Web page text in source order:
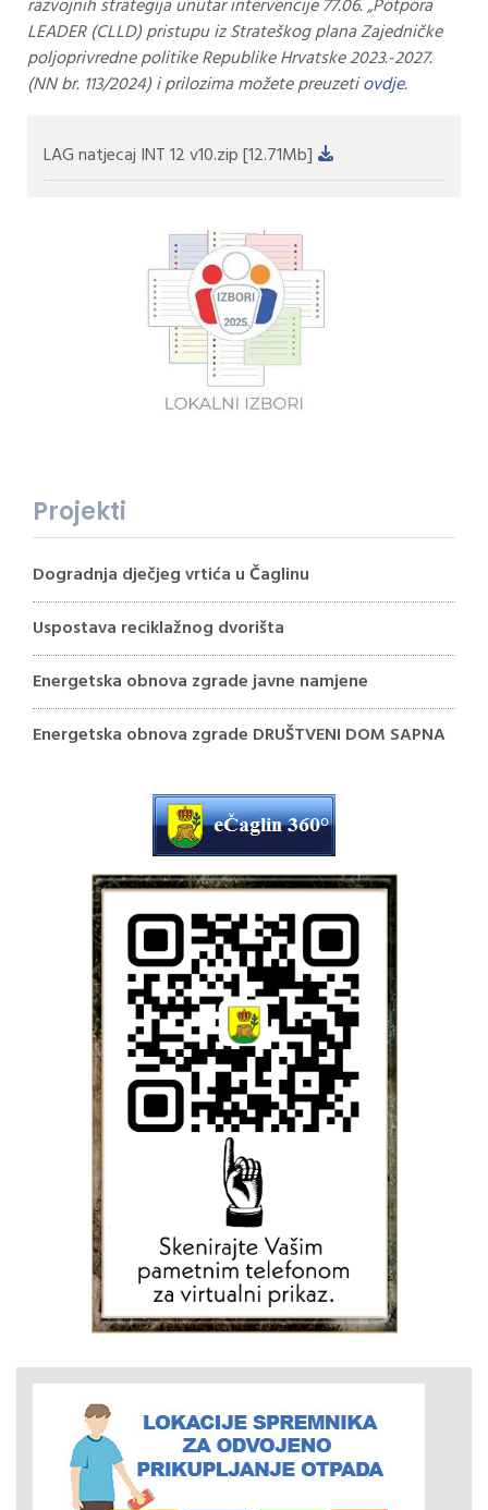
razvojnih strategija unutar intervencije 77.06. „Potpora
LEADER (CLLD) pristupu iz Strateškog plana Zajedničke
poljoprivredne politike Republike Hrvatske 2023.-2027.
(NN br. 113/2024) i prilozima možete preuzetiovdje.
LAG natjecaj INT 12 v10.zip[12.71Mb]
Projekti
Dogradnja dječjeg vrtića u Čaglinu
Uspostava reciklažnog dvorišta
Energetska obnova zgrade javne namjene
Energetska obnova zgrade DRUŠTVENI DOM SAPNA